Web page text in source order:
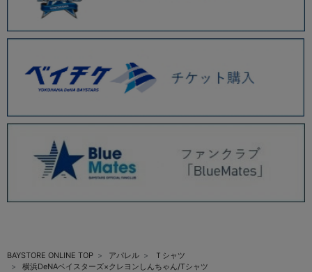
BAYSTORE ONLINE TOP アパレル
Ｔシャツ
横浜DeNAベイスターズ×クレヨンしんちゃん/Tシャツ